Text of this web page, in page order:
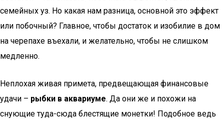
семейных уз. Но какая нам разница, основной это эффект
или побочный? Главное, чтобы достаток и изобилие в дом
на черепахе въехали, и желательно, чтобы не слишком
медленно.
Неплохая живая примета, предвещающая финансовые
удачи – рыбки в аквариуме. Да они же и похожи на
снующие туда-сюда блестящие монетки! Подобное ведь